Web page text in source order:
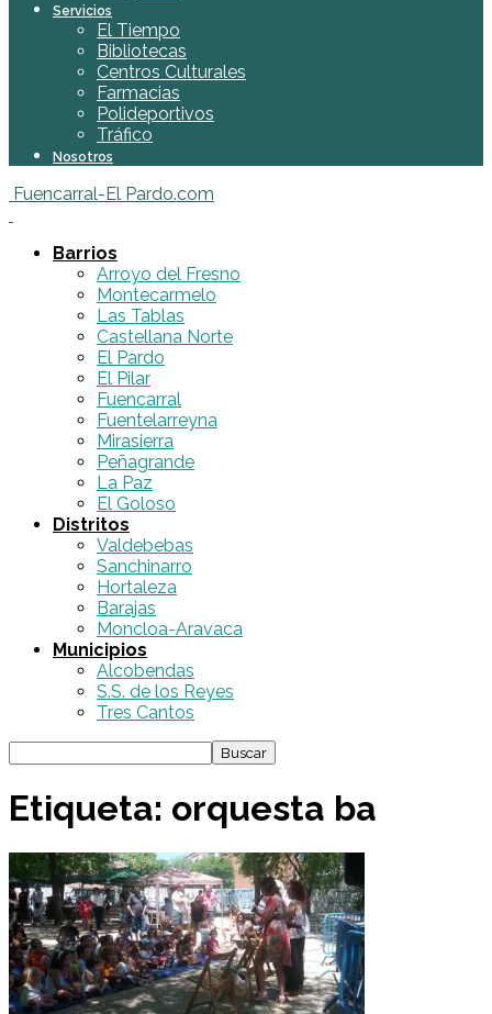
Servicios
El Tiempo
Bibliotecas
Centros Culturales
Farmacias
Polideportivos
Tráfico
Nosotros
Fuencarral-El Pardo.com
Barrios
Arroyo del Fresno
Montecarmelo
Las Tablas
Castellana Norte
El Pardo
El Pilar
Fuencarral
Fuentelarreyna
Mirasierra
Peñagrande
La Paz
El Goloso
Distritos
Valdebebas
Sanchinarro
Hortaleza
Barajas
Moncloa-Aravaca
Municipios
Alcobendas
S.S. de los Reyes
Tres Cantos
Etiqueta: orquesta ba